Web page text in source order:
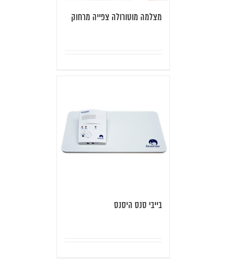
מצלמה מוטורולה צפייה מרחוק
בייבי סנס היסנס